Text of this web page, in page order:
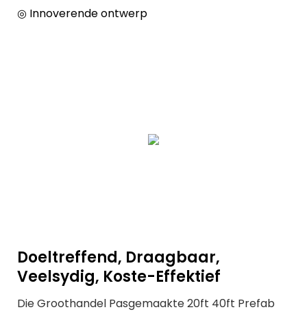
◎ Innoverende ontwerp
Doeltreffend, Draagbaar,
Veelsydig, Koste-Effektief
Die Groothandel Pasgemaakte 20ft 40ft Prefab